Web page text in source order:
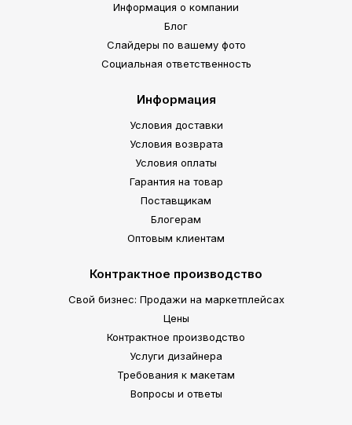
Информация о компании
Блог
Слайдеры по вашему фото
Социальная ответственность
Информация
Условия доставки
Условия возврата
Условия оплаты
Гарантия на товар
Поставщикам
Блогерам
Оптовым клиентам
Контрактное производство
Свой бизнес: Продажи на маркетплейсах
Цены
Контрактное производство
Услуги дизайнера
Требования к макетам
Вопросы и ответы